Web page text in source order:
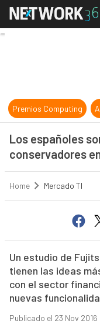
Premios Computing
Los españoles
conservadores
Home Mercado TI
Un estudio de
tienen las ideas
con el sector
nuevas
Publicado el 23 Nov 2016